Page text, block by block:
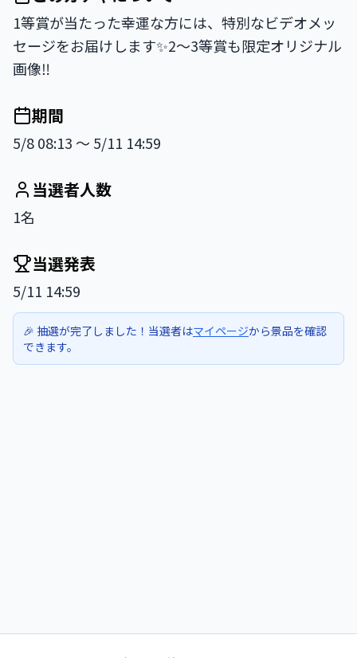
1等賞が当たった幸運な方には、特別なビデオメッ
セージをお届けします✨2〜3等賞も限定オリジナル
画像‼️
期間
5/8 08:13 〜 5/11 14:59
当選者人数
1名
当選発表
5/11 14:59
🎉 抽選が完了しました！当選者はマイページから景品を確認
できます。